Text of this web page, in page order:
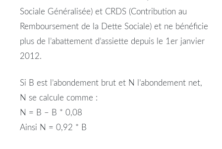
Sociale Généralisée) et CRDS (Contribution au
Remboursement de la Dette Sociale) et ne bénéficie
plus de l’abattement d’assiette depuis le 1er janvier
2012.
Si B est l’abondement brut et N l’abondement net,
N se calcule comme :
N = B – B * 0,08
Ainsi N = 0,92 * B